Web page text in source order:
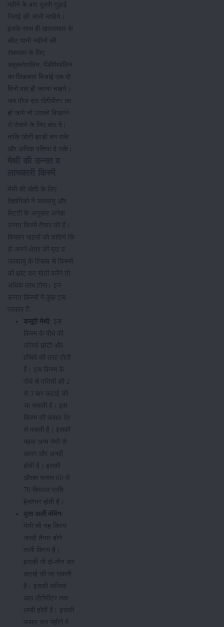
महीने के बाद दूसरी गुड़ाई
निराई की जानी चाहिये।
इसके साथ ही खरपतवार के
कीट यानी नदीनों की
रोकथाम के लिए
फ्लूक्लोरालिन, पैंडीमैथालिन
का छिड़काव बिजाई एक दो
दिनों बाद ही करना चाहये।
जब पौधा दस सेंटीमीटर का
हो जाये तो उसको बिखरने
से रोकने के लिए बांध दें।
ताकि छोटी झाड़ी बन सके
और अधिक पत्तियां दे सके।
मेथी की खेती के लिए
वैज्ञानिकों ने जलवायु और
मिट्टी के अनुसार अनेक
उन्नत किस्में तैयार कीं हैं।
किसान भाइयों को चाहिये कि
वो अपने क्षेत्र की मृदा व
जलवायु के हिसाब से किस्मों
को छांट कर खेती करेंगे तो
अधिक लाभ होगा। इन
उन्नत किस्मों में कुछ इस
प्रकार हैं:-
कसूरी मेथी:
इस
किस्म के पौधे की
पत्तियां छोटी और
हंसिये की तरह होतीं
हैं। इस किस्म के
पौधे से पत्तियों की 2
से 3 बार कटाई की
जा सकती है। इस
किस्म की फसल देर
से पकती है। इसकी
महक अन्य मेथी से
अलग और अच्छी
होती है। इसकी
औसत फसल 60 से
70 क्विंटल प्रति
हेक्टेयर होती है।
पूसा अर्ली बंचिंग:
मेथी की यह किस्म
जल्दी तैयार होने
वाली किस्म है।
इसकी भी दो-तीन बार
कटाई की जा सकती
है। इसकी फलियां
आठ सेंटीमीटर तक
लम्बी होतीं हैं। इसकी
फसल चार महीने में